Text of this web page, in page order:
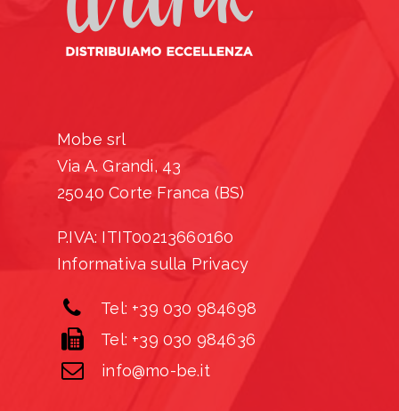
Mobe srl
Via A. Grandi, 43
25040 Corte Franca (BS)
P.IVA: ITIT00213660160
Informativa sulla Privacy
Tel: +39 030 984698
Tel: +39 030 984636
info@mo-be.it